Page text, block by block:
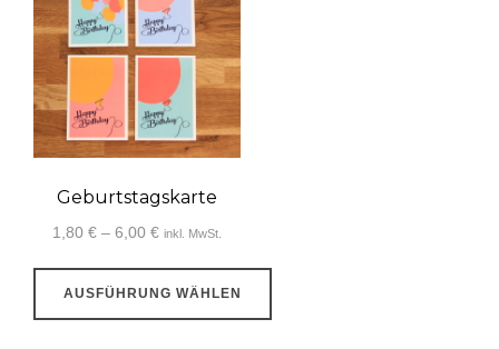
Geburtstagskarte
1,80€ –6,00€Preisspanne:
bis
inkl. MwSt.
AUSFÜHRUNG WÄHLEN